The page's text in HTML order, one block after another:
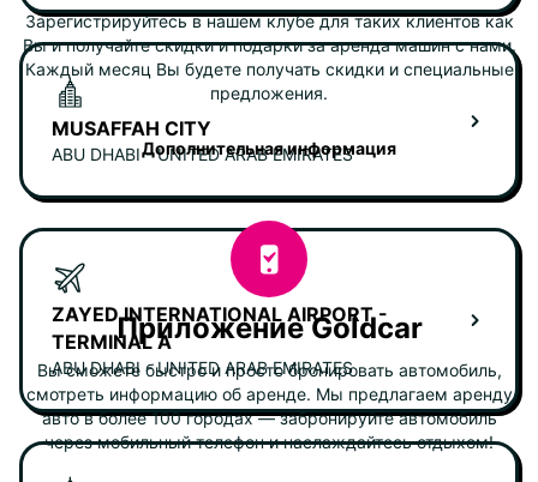
MUSAFFAH CITY
ABU DHABI - UNITED ARAB EMIRATES
ZAYED INTERNATIONAL AIRPORT -
TERMINAL A
ABU DHABI - UNITED ARAB EMIRATES
Зарегистрируйтесь в нашем клубе для таких клиентов как
Вы и получайте скидки и подарки за аренда машин с нами.
Каждый месяц Вы будете получать скидки и специальные
предложения.
Дополнительная информация
Приложение Goldcar
Вы сможете быстро и просто бронировать автомобиль,
смотреть информацию об аренде. Мы предлагаем аренду
авто в более 100 городах — забронируйте автомобиль
через мобильный телефон и наслаждайтесь отдыхом!